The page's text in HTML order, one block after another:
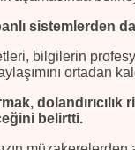
sistemlerden
bilgilerin
ortadan
belirtti.